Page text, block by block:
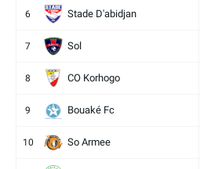
6 Stade D'abidjan
7 Sol
8 CO Korhogo
9 Bouaké Fc
10 So Armee